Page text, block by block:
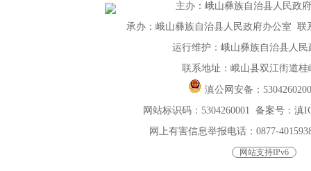
主办： 峨山彝族自治县人民政
承办：峨山彝族自治县人民政府办公室 联
运行维护：峨山彝族自治县人民
联系地址：峨山县双江街道桂
滇公网安备：
网站标识码：5304260001 备案号：滇
网上有害信息举报电话：0877-
网站支持IPv6